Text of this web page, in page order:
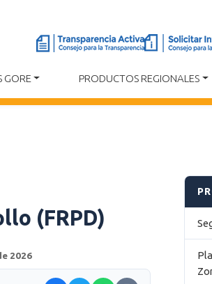
GORE PRODUCTOS REGIONALES
(FRPD)
2026